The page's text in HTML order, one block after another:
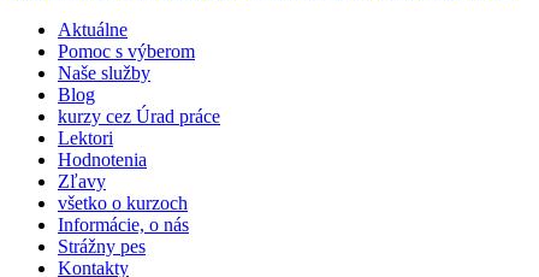
Aktuálne
Pomoc s výberom
Naše služby
Blog
kurzy cez Úrad práce
Lektori
Hodnotenia
Zľavy
všetko o kurzoch
Informácie, o nás
Strážny pes
Kontakty